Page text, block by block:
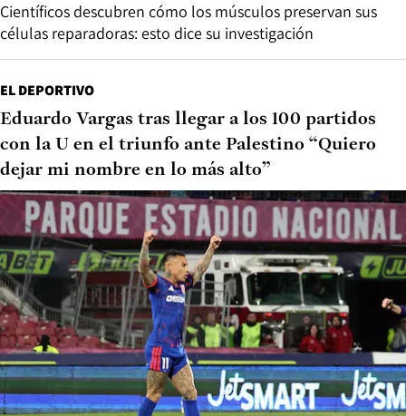
Científicos descubren cómo los músculos preservan sus
células reparadoras: esto dice su investigación
EL DEPORTIVO
Eduardo Vargas tras llegar a los 100 partidos
con la U en el triunfo ante Palestino “Quiero
dejar mi nombre en lo más alto”